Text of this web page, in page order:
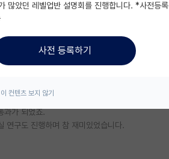
니다.
다.
과가 되었죠.
연구도 진행하며 참 재미있었습니다.
많았던 레벨업반 설명회를 진행합니다. *사전등록
사전 등록하기
컨텐츠 보지 않기